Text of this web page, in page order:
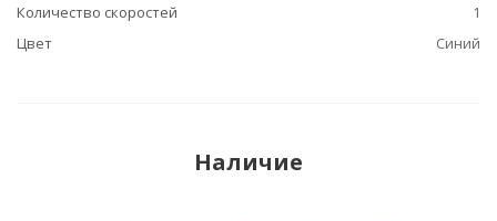
Количество скоростей
1
Цвет
Синий
Наличие